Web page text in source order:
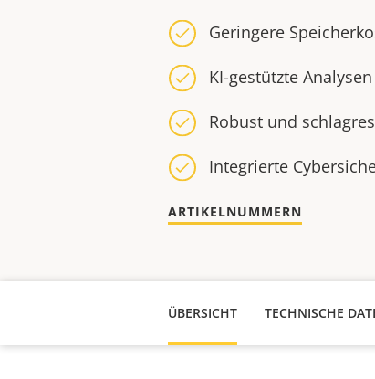
Geringere
KI-gestützte
Robust und
Integrierte
ARTIKELNUMMERN
ÜBERSICHT TECHNISCHE